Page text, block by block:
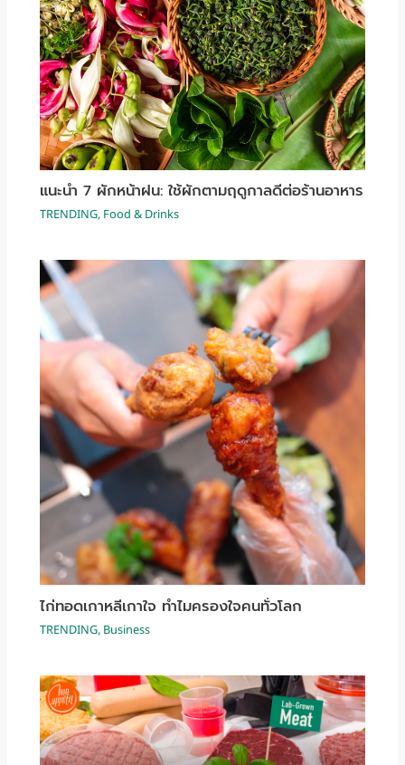
แนะนำ 7 ผักหน้าฝน: ใช้ผักตามฤดูกาลดีต่อร้านอาหาร
TRENDING, Food & Drinks
ไก่ทอดเกาหลีเกาใจ ทำไมครองใจคนทั่วโลก
TRENDING, Business